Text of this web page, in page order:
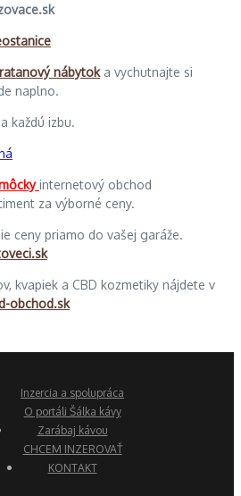
nábytoka vychutnajte si
naplno.
každú izbu.
internetový obchod
za výborné ceny.
ceny priamo do vašej garáže.
kvapiek a CBD kozmetiky nájdete v
obchod.sk
Inzercia a spolupráca
O portáli Šálka kávy
Zarábaj kávou
CHCEM INZEROVAŤ
KONTAKT